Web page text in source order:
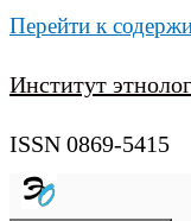
Перейти к
Институт
ISSN 0869-5415